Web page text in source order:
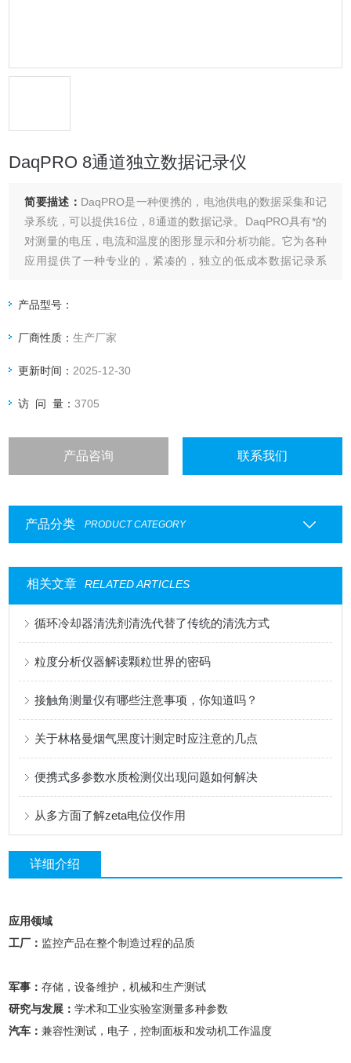
DaqPRO 8通道独立数据记录仪
简要描述： DaqPRO是一种便携的，电池供电的数据采集和记
录系统，可以提供16位，8通道的数据记录。DaqPRO具有*的
对测量的电压，电流和温度的图形显示和分析功能。它为各种
应用提供了一种专业的，紧凑的，独立的低成本数据记录系
产品型号：
厂商性质：生产厂家
更新时间： 2025-12-30
访 问 量：3705
产品咨询 联系我们
产品分类 PRODUCT CATEGORY
相关文章 RELATED ARTICLES
循环冷却器清洗剂清洗代替了传统的清洗方式
粒度分析仪器解读颗粒世界的密码
接触角测量仪有哪些注意事项，你知道吗？
关于林格曼烟气黑度计测定时应注意的几点
便携式多参数水质检测仪出现问题如何解决
从多方面了解zeta电位仪作用
详细介绍
应用领域
工厂： 监控产品在整个制造过程的品质
军事：存储，设备维护，机械和生产测试
研究与发展：学术和工业实验室测量多种参数
汽车：兼容性测试，电子，控制面板和发动机工作温度